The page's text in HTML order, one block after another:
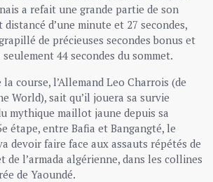
a refait une grande partie de son
d’une minute et 27 secondes,
de précieuses secondes bonus et
44 secondes du sommet.
course, l’Allemand Leo Charrois (de
World), sait qu’il jouera sa survie
mythique maillot jaune depuis sa
étape, entre Bafia et Bangangté, le
devoir faire face aux assauts répétés de
de l’armada algérienne, dans les collines
de Yaoundé.